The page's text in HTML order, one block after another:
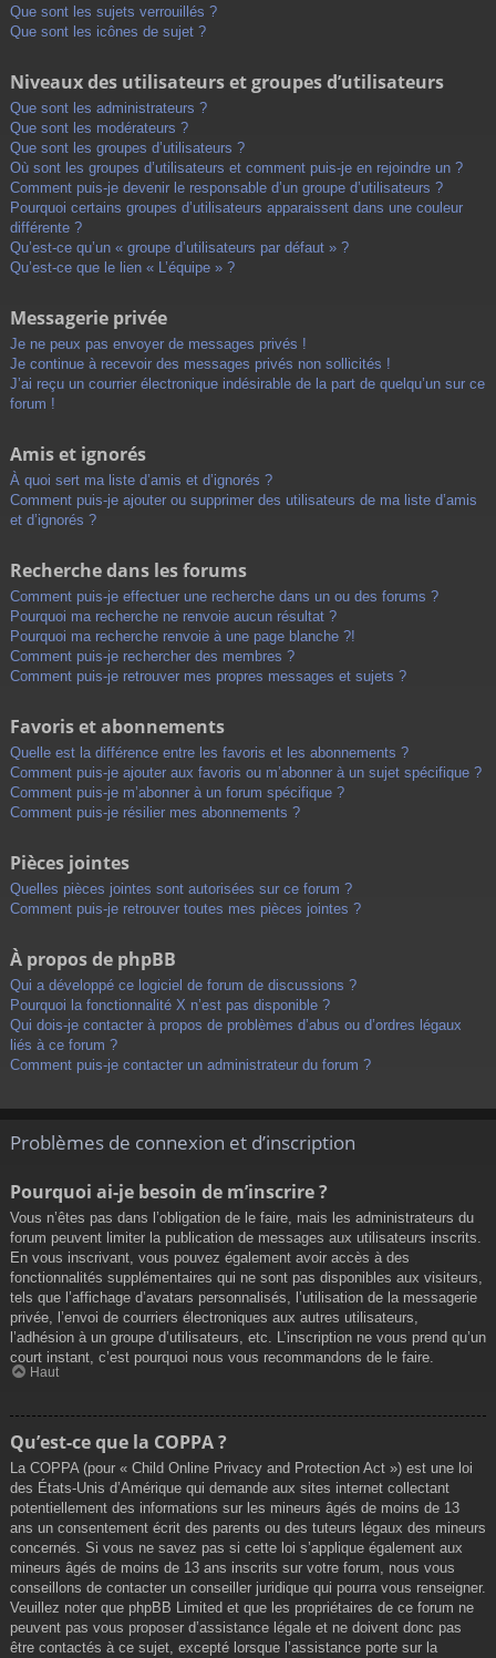
Que sont les sujets verrouillés ?
Que sont les icônes de sujet ?
Niveaux des utilisateurs et groupes d’utilisateurs
Que sont les administrateurs ?
Que sont les modérateurs ?
Que sont les groupes d’utilisateurs ?
Où sont les groupes d’utilisateurs et comment puis-je en rejoindre un ?
Comment puis-je devenir le responsable d’un groupe d’utilisateurs ?
Pourquoi certains groupes d’utilisateurs apparaissent dans une couleur
différente ?
Qu’est-ce qu’un « groupe d’utilisateurs par défaut » ?
Qu’est-ce que le lien « L’équipe » ?
Messagerie privée
Je ne peux pas envoyer de messages privés !
Je continue à recevoir des messages privés non sollicités !
J’ai reçu un courrier électronique indésirable de la part de quelqu’un sur ce
forum !
Amis et ignorés
À quoi sert ma liste d’amis et d’ignorés ?
Comment puis-je ajouter ou supprimer des utilisateurs de ma liste d’amis
et d’ignorés ?
Recherche dans les forums
Comment puis-je effectuer une recherche dans un ou des forums ?
Pourquoi ma recherche ne renvoie aucun résultat ?
Pourquoi ma recherche renvoie à une page blanche ?!
Comment puis-je rechercher des membres ?
Comment puis-je retrouver mes propres messages et sujets ?
Favoris et abonnements
Quelle est la différence entre les favoris et les abonnements ?
Comment puis-je ajouter aux favoris ou m’abonner à un sujet spécifique ?
Comment puis-je m’abonner à un forum spécifique ?
Comment puis-je résilier mes abonnements ?
Pièces jointes
Quelles pièces jointes sont autorisées sur ce forum ?
Comment puis-je retrouver toutes mes pièces jointes ?
À propos de phpBB
Qui a développé ce logiciel de forum de discussions ?
Pourquoi la fonctionnalité X n’est pas disponible ?
Qui dois-je contacter à propos de problèmes d’abus ou d’ordres légaux
liés à ce forum ?
Comment puis-je contacter un administrateur du forum ?
Problèmes de connexion et d’inscription
Pourquoi ai-je besoin de m’inscrire ?
Vous n’êtes pas dans l’obligation de le faire, mais les administrateurs du
forum peuvent limiter la publication de messages aux utilisateurs inscrits.
En vous inscrivant, vous pouvez également avoir accès à des
fonctionnalités supplémentaires qui ne sont pas disponibles aux visiteurs,
tels que l’affichage d’avatars personnalisés, l’utilisation de la messagerie
privée, l’envoi de courriers électroniques aux autres utilisateurs,
l’adhésion à un groupe d’utilisateurs, etc. L’inscription ne vous prend qu’un
court instant, c’est pourquoi nous vous recommandons de le faire.
Haut
Qu’est-ce que la COPPA ?
La COPPA (pour « Child Online Privacy and Protection Act ») est une loi
des États-Unis d’Amérique qui demande aux sites internet collectant
potentiellement des informations sur les mineurs âgés de moins de 13
ans un consentement écrit des parents ou des tuteurs légaux des mineurs
concernés. Si vous ne savez pas si cette loi s’applique également aux
mineurs âgés de moins de 13 ans inscrits sur votre forum, nous vous
conseillons de contacter un conseiller juridique qui pourra vous renseigner.
Veuillez noter que phpBB Limited et que les propriétaires de ce forum ne
peuvent pas vous proposer d’assistance légale et ne doivent donc pas
être contactés à ce sujet, excepté lorsque l’assistance porte sur la